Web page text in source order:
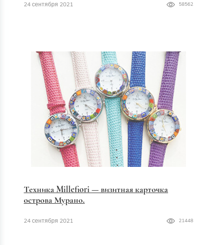
24 сентября 2021 58562
Техника Millefiori — визитная карточка
острова Мурано.
24 сентября 2021 21448